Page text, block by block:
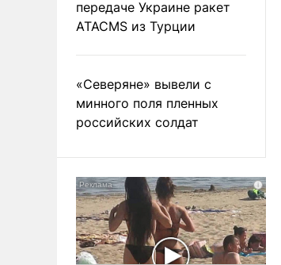
передаче Украине ракет
ATACMS из Турции
«Северяне» вывели с
минного поля пленных
российских солдат